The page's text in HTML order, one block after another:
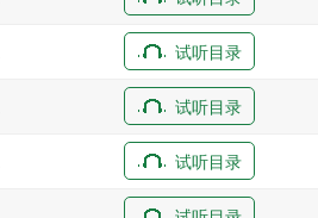
试听目录
试听目录
试听目录